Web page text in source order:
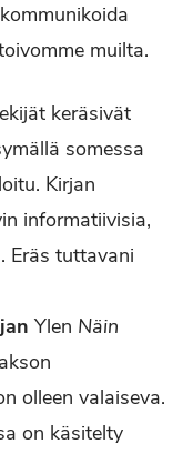
muilta.
keräsivät
somessa
Kirjan
informatiivisia,
Eräs tuttavani
Ylen Näin
olleen valaiseva.
on käsitelty